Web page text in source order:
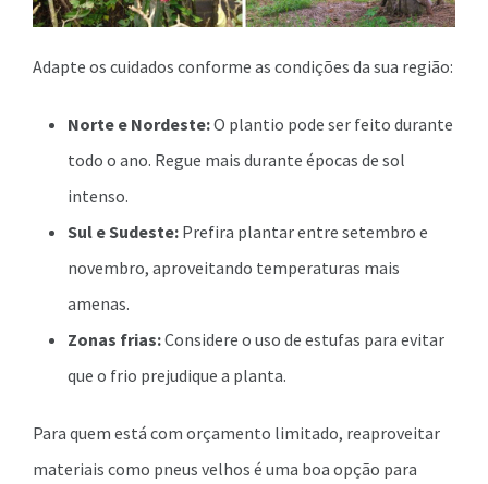
Adapte os cuidados conforme as condições da sua região:
Norte e Nordeste:O plantio pode ser feito durante
todo o ano. Regue mais durante épocas de sol
intenso.
Sul e Sudeste: Prefira plantar entre setembro e
novembro, aproveitando temperaturas mais
amenas.
Zonas frias:Considere o uso de estufas para evitar
que o frio prejudique a planta.
Para quem está com orçamento limitado, reaproveitar
materiais como pneus velhos é uma boa opção para